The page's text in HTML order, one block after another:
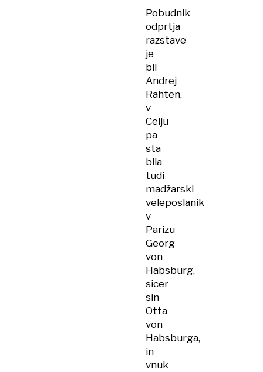
Pobudnik
odprtja
razstave
je
bil
Andrej
Rahten,
v
Celju
pa
sta
bila
tudi
madžarski
veleposlanik
v
Parizu
Georg
von
Habsburg,
sicer
sin
Otta
von
Habsburga,
in
vnuk